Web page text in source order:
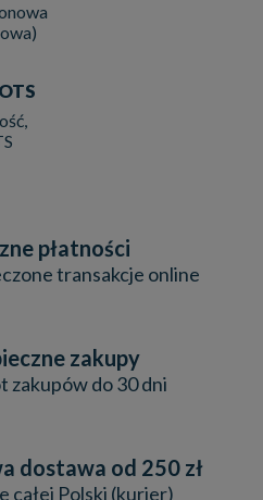
płatności
transakcje online
zakupy
zakupów do 30 dni
dostawa od 250 zł
całej Polski (kurier)